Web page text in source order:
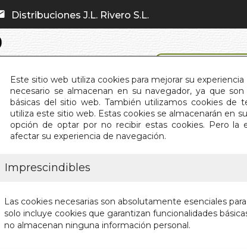
Este sitio web utiliza cookies para mejorar su
necesario se almacenan en su navegador, ya que
básicas del sitio web. También utilizamos cookies de
utiliza este sitio web. Estas cookies se almacenarán en
opción de optar por no recibir estas cookies. Pero la
afectar su experiencia de navegación.
Imprescindibles
Las cookies necesarias son absolutamente esenciales
solo incluye cookies que garantizan funcionalidades
no almacenan ninguna información personal.
Distribuciones J.L. Rivero S.L.
INICIO